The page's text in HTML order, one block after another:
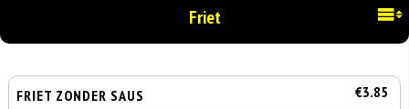
Friet
FRIET ZONDER SAUS €3.85